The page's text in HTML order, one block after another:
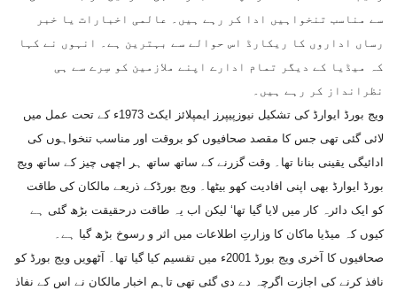
سے مناسب تنخواہیں ادا کر رہے ہیں۔ عالمی اخبارات یا خبر
رساں اداروں کا ریکارڈ اس حوالے سے بہترین ہے۔ انہوں نے کہا
کہ میڈیا کے دیگر تمام ادارے اپنے ملازمین کو سِرے سے ہی
نظرانداز کر رہے ہیں۔
ویج بورڈ ایوارڈ کی تشکیل نیوزپیپرز ایمپلائز ایکٹ 1973ء کے تحت عمل میں
لائی گئی تھی جس کا مقصد صحافیوں کو بروقت اور مناسب تنخواہوں کی
ادائیگی یقینی بنانا تھا۔ وقت گزرنے کے ساتھ ساتھ ہر اچھی چیز کے ساتھ ویج
بورڈ ایوارڈ بھی اپنی افادیت کھو بیٹھا۔ ویج بورڈکے ذریعے مالکان کی طاقت
کو ایک دائرہ کار میں لایا گیا تھا‘ لیکن اب یہ طاقت درحقیقت بڑھ گئی ہے
کیوں کہ میڈیا ماکان کا وزارتِ اطلاعات میں اثر و رسوخ بڑھ گیا ہے۔
صحافیوں کا آخری ویج بورڈ 2001ء میں تقسیم کیا گیا تھا۔ آٹھویں ویج بورڈ کو
نافذ کرنے کی اجازت اگرچہ دے دی گئی تھی تاہم اخبار مالکان نے اس کے نفاذ